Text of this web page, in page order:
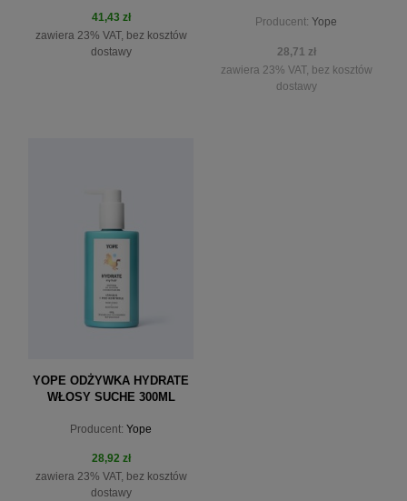
41,43 zł
zawiera 23% VAT, bez kosztów
dostawy
Producent: Yope
28,71 zł
zawiera 23% VAT, bez kosztów
dostawy
YOPE ODŻYWKA HYDRATE
WŁOSY SUCHE 300ML
Producent: Yope
28,92 zł
zawiera 23% VAT, bez kosztów
dostawy